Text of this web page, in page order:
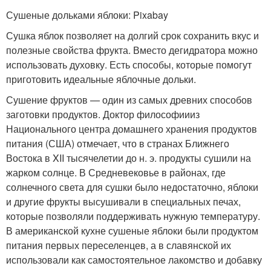
Сушеные дольками яблоки: Pixabay
Сушка яблок позволяет на долгий срок сохранить вкус и
полезные свойства фрукта. Вместо дегидратора можно
использовать духовку. Есть способы, которые помогут
приготовить идеальные яблочные дольки.
Сушение фруктов — один из самых древних способов
заготовки продуктов. Доктор философиииз
Национального центра домашнего хранения продуктов
питания (США) отмечает, что в странах Ближнего
Востока в XII тысячелетии до н. э. продукты сушили на
жарком солнце. В Средневековье в районах, где
солнечного света для сушки было недостаточно, яблоки
и другие фрукты высушивали в специальных печах,
которые позволяли поддерживать нужную температуру.
В американской кухне сушеные яблоки были продуктом
питания первых переселенцев, а в славянской их
использовали как самостоятельное лакомство и добавку